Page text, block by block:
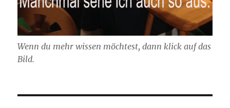
Wenn du mehr wissen möchtest, dann klick auf das
Bild.